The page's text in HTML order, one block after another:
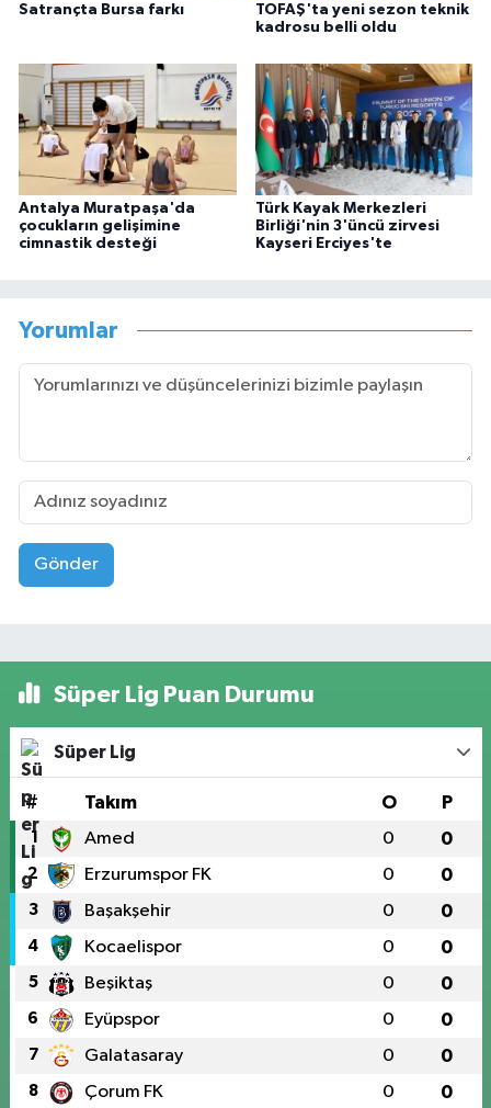
Satrançta Bursa farkı
TOFAŞ'ta yeni sezon teknik
kadrosu belli oldu
Antalya Muratpaşa'da
çocukların gelişimine
cimnastik desteği
Türk Kayak Merkezleri
Birliği'nin 3'üncü zirvesi
Kayseri Erciyes'te
Yorumlar
Gönder
Süper Lig Puan Durumu
Süper Lig
# Takım O P
1 Amed 0 0
2 Erzurumspor FK 0 0
3 Başakşehir 0 0
4 Kocaelispor 0 0
5 Beşiktaş 0 0
6 Eyüpspor 0 0
7 Galatasaray 0 0
8 Çorum FK 0 0